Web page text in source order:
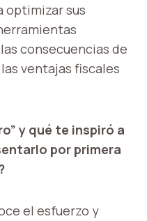
optimizar sus
consecuencias de
ventajas fiscales
y qué te inspiró a
por primera
el esfuerzo y